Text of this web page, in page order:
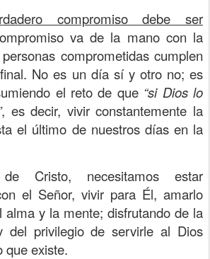
compromiso debe ser
va de la mano con la
comprometidas cumplen
No es un día sí y otro no; es
el reto de que “si Dios lo
, es decir, vivir constantemente la
el último de nuestros días en la
Cristo, necesitamos estar
el Señor, vivir para Él, amarlo
alma y la mente; disfrutando de la
del privilegio de servirle al Dios
que existe.